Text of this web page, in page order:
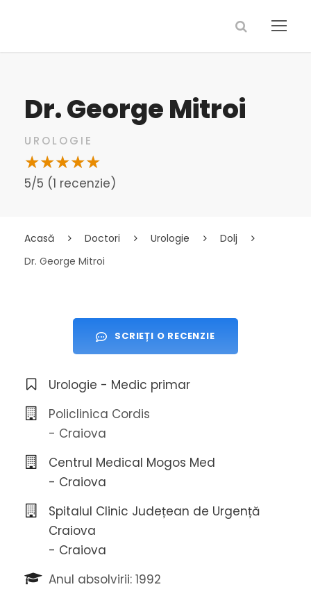
Dr. George Mitroi
UROLOGIE
5/5 (1 recenzie)
Acasă Doctori Urologie
Dolj
Dr. George Mitroi
SCRIEȚI O RECENZIE
Urologie - Medic primar
Policlinica Cordis
- Craiova
Centrul Medical Mogos Med
- Craiova
Spitalul Clinic Județean de Urgență
Craiova
- Craiova
Anul absolvirii: 1992